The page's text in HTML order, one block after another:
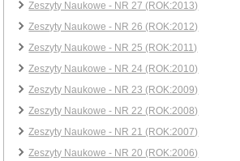
Zeszyty Naukowe - NR 27 (ROK:2013)
Zeszyty Naukowe - NR 26 (ROK:2012)
Zeszyty Naukowe - NR 25 (ROK:2011)
Zeszyty Naukowe - NR 24 (ROK:2010)
Zeszyty Naukowe - NR 23 (ROK:2009)
Zeszyty Naukowe - NR 22 (ROK:2008)
Zeszyty Naukowe - NR 21 (ROK:2007)
Zeszyty Naukowe - NR 20 (ROK:2006)